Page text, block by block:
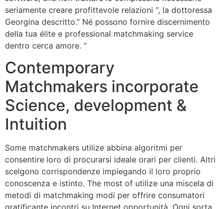
seriamente creare profittevole relazioni “, la dottoressa
Georgina descritto.” Né possono fornire discernimento
della tua élite e professional matchmaking service
dentro cerca amore. “
Contemporary
Matchmakers incorporate
Science, development &
Intuition
Some matchmakers utilize abbina algoritmi per
consentire loro di procurarsi ideale orari per clienti. Altri
scelgono corrispondenze impiegando il loro proprio
conoscenza e istinto. The most of utilize una miscela di
metodi di matchmaking modi per offrire consumatori